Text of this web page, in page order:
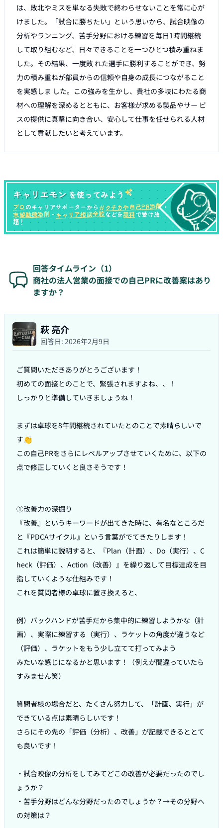
は、敗北やミスを単なる失敗で終わらせないことを常に心が
けました。「試合に勝ちたい」という思いから、試合映像の
分析やランニング、苦手分野における練習を毎日1時間継続
して取り組むなど、日々できることを一つひとつ積み重ねま
した。その結果、一度敗 れた選手に勝利することができ、努
力の積み重ねが部員からの信頼や自身の成長につながること
を実感しま した。この強みを生かし、貴社の多岐にわたる商
材への理解を深めるとともに、お客様が求める製品やサー ビ
スの提供に真撃に向き合い、安心して仕事を任せられる人材
キャリエモン を使ってみよう
プロ のキャリアサポーターからガクチカや自己PR添削・
志望動機添削 ・キャリア相談全般などを無料で受け放
題！
回答タイムライン（1）
商社の法人営業の面接での自己PRに改善案はあり
ますか？
萩 亮介
回答日: 2026年2月9日
ご質問いただきありがとうございます！
初めての面接とのことで、緊張されますよね、、！
しっかりと準備していきましょうね！
まずは卓球を8年間継続されていたとのことで素晴らしいで
す👏
この自己PRをさらにレベルアップさせていくために、以下の
点で修正していくと良さそうです！
①改善力の深掘り
『改善』というキーワードが出てきた時に、有名なところだ
と『PDCAサイクル』という言葉がでてきたりします！
これは簡単に説明すると、『Plan（計画）、Do（実行）、C
heck（評価）、Action（改善）』を繰り返して目標達成を目
指していくような仕組みです！
これを質問者様の卓球に置き換えると、
例）バックハンドが苦手だから集中的に練習しようかな（計
画）、実際に練習する（実行）、ラケットの角度が違うなど
（評価）、ラケットをもう少し立てて打ってみよう
みたいな感じになるかと思います！（例えが間違っていたら
すみません笑）
質問者様の場合だと、たくさん努力して、「計画、実行」が
できている点は素晴らしいです！
さらにその先の「評価（分析）、改善」が記載できるととて
も良いです！
・試合映像の分析をしてみてどこの改善が必要だったのでし
ょうか？
・苦手分野はどんな分野だったのでしょうか？→その分野へ
の対策は？